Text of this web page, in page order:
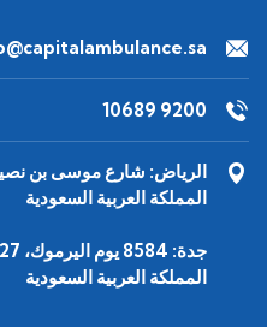
9200 10689
المملكة العربية السعودية